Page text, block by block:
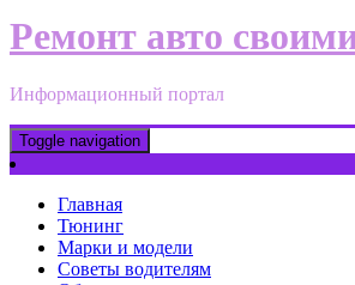
Ремонт авто
Информационный портал
Toggle navigation
Главная
Тюнинг
Марки и модели
Советы водителям